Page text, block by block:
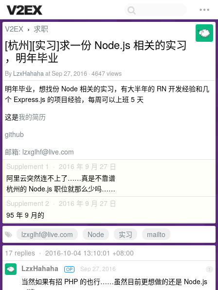
V2EX › 求职
[杭州][实习]求一份 Node.js 相关的实习
，明年毕业
By LzxHahahaat Sep 27, 2016 · 4647 views
明年毕业，想找份 Node 相关的实习，有大半年的 RN 开发经验和几
个 Express.js 的项目经验，每周可以上班 5 天
这是我的简历
github
邮箱: lzxglhf@live.com
Supplement 1 · 2016 年 9 月 27 日
阿里云突然连不上了……真是不靠谱
杭州的 Node.js 职位就那么少吗……
Supplement 2 · 2016 年 9 月 27 日
95 年 9 月的
lzxglhf@live.com
Node 实习
mailto
17 replies • 2016-10-04 13:10:01 +08:00
1
LzxHahaha OP Sep 27, 2016
当然如果有招 PHP 的也行……虽然目前更想做的还是 Node.js